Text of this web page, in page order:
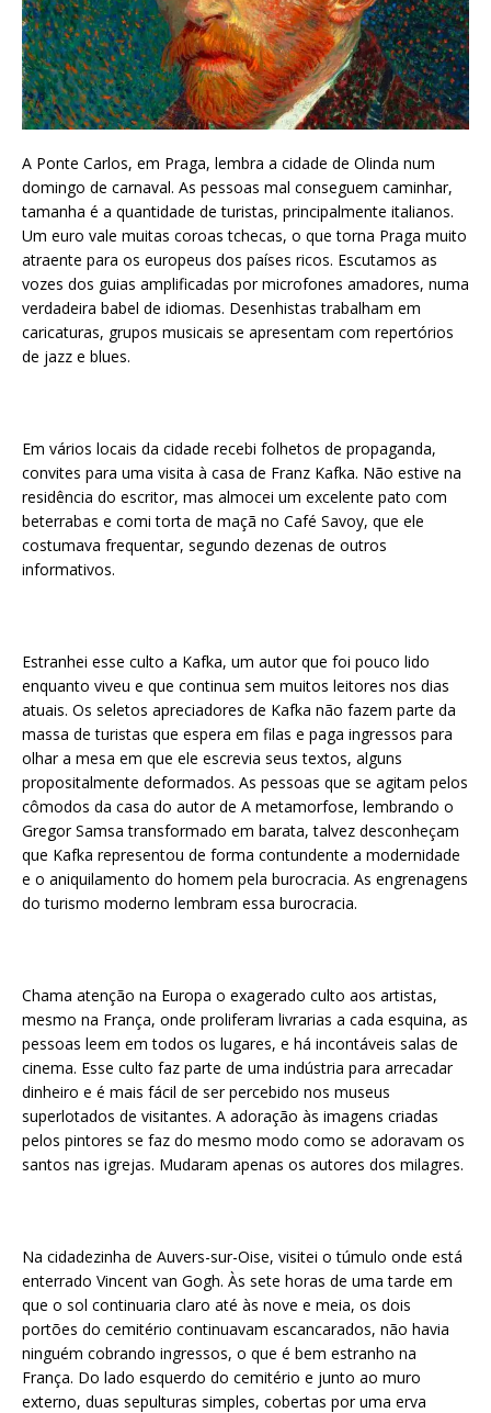
A Ponte Carlos, em Praga, lembra a cidade de Olinda num
domingo de carnaval. As pessoas mal conseguem caminhar,
tamanha é a quantidade de turistas, principalmente italianos.
Um euro vale muitas coroas tchecas, o que torna Praga muito
atraente para os europeus dos países ricos. Escutamos as
vozes dos guias amplificadas por microfones amadores, numa
verdadeira babel de idiomas. Desenhistas trabalham em
caricaturas, grupos musicais se apresentam com repertórios
de jazz e blues.
Em vários locais da cidade recebi folhetos de propaganda,
convites para uma visita à casa de Franz Kafka. Não estive na
residência do escritor, mas almocei um excelente pato com
beterrabas e comi torta de maçã no Café Savoy, que ele
costumava frequentar, segundo dezenas de outros
informativos.
Estranhei esse culto a Kafka, um autor que foi pouco lido
enquanto viveu e que continua sem muitos leitores nos dias
atuais. Os seletos apreciadores de Kafka não fazem parte da
massa de turistas que espera em filas e paga ingressos para
olhar a mesa em que ele escrevia seus textos, alguns
propositalmente deformados. As pessoas que se agitam pelos
cômodos da casa do autor de A metamorfose, lembrando o
Gregor Samsa transformado em barata, talvez desconheçam
que Kafka representou de forma contundente a modernidade
e o aniquilamento do homem pela burocracia. As engrenagens
do turismo moderno lembram essa burocracia.
Chama atenção na Europa o exagerado culto aos artistas,
mesmo na França, onde proliferam livrarias a cada esquina, as
pessoas leem em todos os lugares, e há incontáveis salas de
cinema. Esse culto faz parte de uma indústria para arrecadar
dinheiro e é mais fácil de ser percebido nos museus
superlotados de visitantes. A adoração às imagens criadas
pelos pintores se faz do mesmo modo como se adoravam os
santos nas igrejas. Mudaram apenas os autores dos milagres.
Na cidadezinha de Auvers-sur-Oise, visitei o túmulo onde está
enterrado Vincent van Gogh. Às sete horas de uma tarde em
que o sol continuaria claro até às nove e meia, os dois
portões do cemitério continuavam escancarados, não havia
ninguém cobrando ingressos, o que é bem estranho na
França. Do lado esquerdo do cemitério e junto ao muro
externo, duas sepulturas simples, cobertas por uma erva